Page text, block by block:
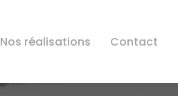
Nos réalisations Contact